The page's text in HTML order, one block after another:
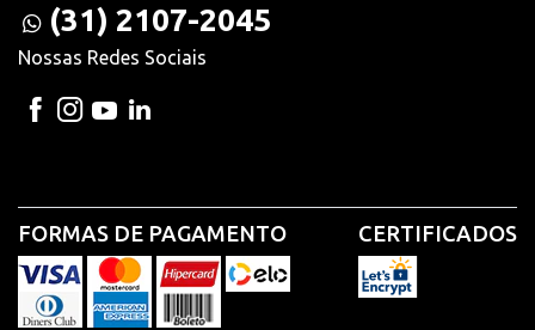
(31) 2107-2045
Nossas Redes Sociais
FORMAS DE PAGAMENTO CERTIFICADOS